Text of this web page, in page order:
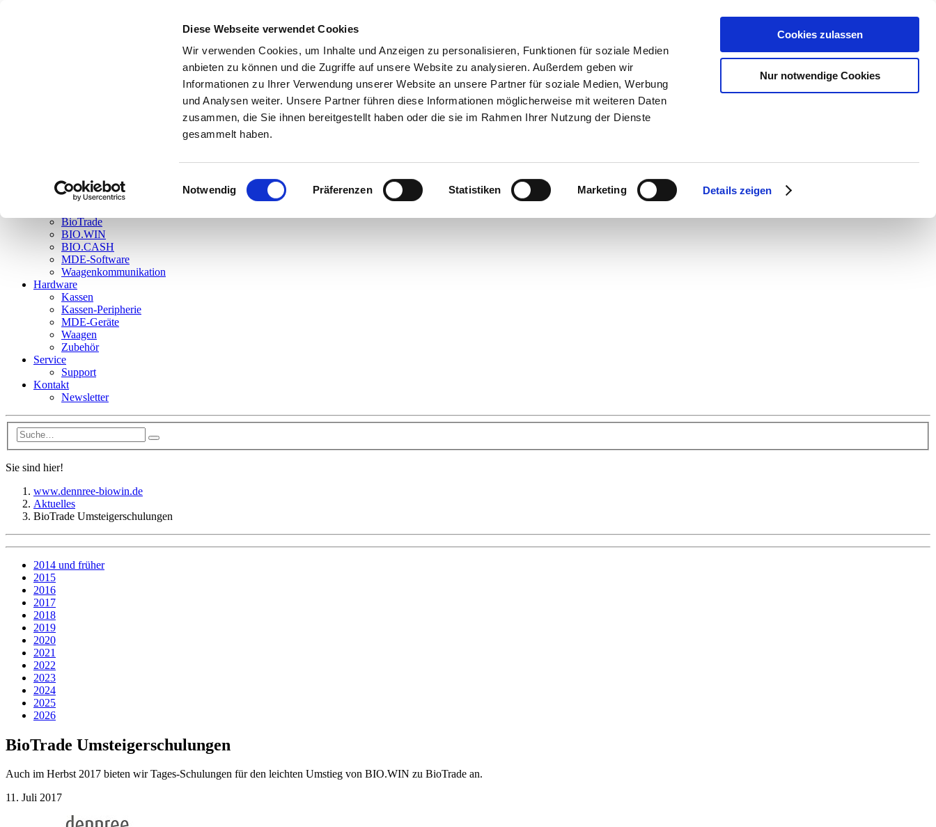
Diese Webseite verwendet Cookies
Wir verwenden Cookies, um Inhalte und Anzeigen zu personalisieren, Funktionen für soziale Medien
anbieten zu können und die Zugriffe auf unsere Website zu analysieren. Außerdem geben wir
Informationen zu Ihrer Verwendung unserer Website an unsere Partner für soziale Medien, Werbung
und Analysen weiter. Unsere Partner führen diese Informationen möglicherweise mit weiteren Daten
zusammen, die Sie ihnen bereitgestellt haben oder die sie im Rahmen Ihrer Nutzung der Dienste
gesammelt haben.
Einwilligungsauswahl
Notwendig Präferenzen Statistiken Marketing Details zeigen
Cookies zulassen
Nur notwendige Cookies
www.dennree-biowin.de
BioTrade – DAS neue Warenwirtschaftssystem
BIO.CASH – DIE Kassensystemssoftware
Home
Aktuelles
BioTrade
BIO.WIN
BIO.CASH
MDE-Software
Waagenkommunikation
Hardware
Kassen
Kassen-Peripherie
MDE-Geräte
Waagen
Zubehör
Service
Support
Kontakt
Newsletter
Sie sind hier!
www.dennree-biowin.de
Aktuelles
BioTrade Umsteigerschulungen
2014 und früher
2015
2016
2017
2018
2019
2020
2021
2022
2023
2024
2025
2026
BioTrade Umsteigerschulungen
Auch im Herbst 2017 bieten wir Tages-Schulungen für den leichten Umstieg von BIO.WIN zu BioTrade an.
11. Juli 2017